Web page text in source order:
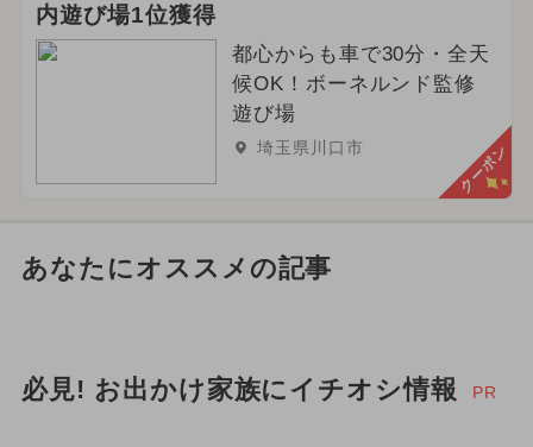
内遊び場1位獲得
都心からも車で30分・全天
候OK！ボーネルンド監修
遊び場
埼玉県川口市 クーポン
あなたにオススメの記事
必見! お出かけ家族にイチオシ情報 PR